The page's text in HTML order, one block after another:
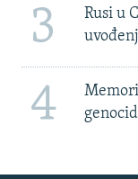
3
Rusi u
4